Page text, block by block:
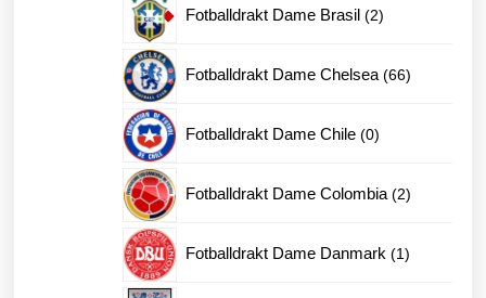
Fotballdrakt Dame Brasil 22
Fotballdrakt Dame Chelsea 6666
Fotballdrakt Dame Chile 00
Fotballdrakt Dame Colombia 22
Fotballdrakt Dame Danmark 11